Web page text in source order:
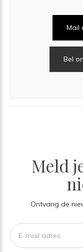
Mail
Bel
Meld
Ontvang de